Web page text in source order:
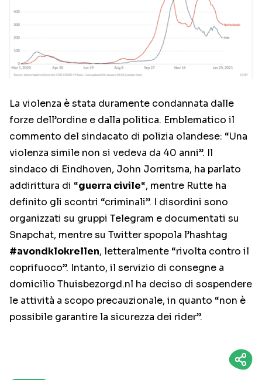
La violenza è stata duramente condannata dalle
forze dell’ordine e dalla politica. Emblematico il
commento del sindacato di polizia olandese: “Una
violenza simile non si vedeva da 40 anni”. Il
sindaco di Eindhoven, John Jorritsma, ha parlato
addirittura di “guerra civile“, mentre Rutte ha
definito gli scontri “criminali”. I disordini sono
organizzati su gruppi Telegram e documentati su
Snapchat, mentre su Twitter spopola l’hashtag
#avondklokrellen, letteralmente “rivolta contro il
coprifuoco”. Intanto, il servizio di consegne a
domicilio Thuisbezorgd.nl ha deciso di sospendere
le attività a scopo precauzionale, in quanto “non è
possibile garantire la sicurezza dei rider”.